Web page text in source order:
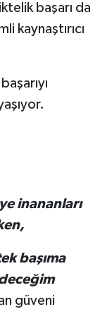
başarı da
kaynaştırıcı
inananları
başıma
güveni